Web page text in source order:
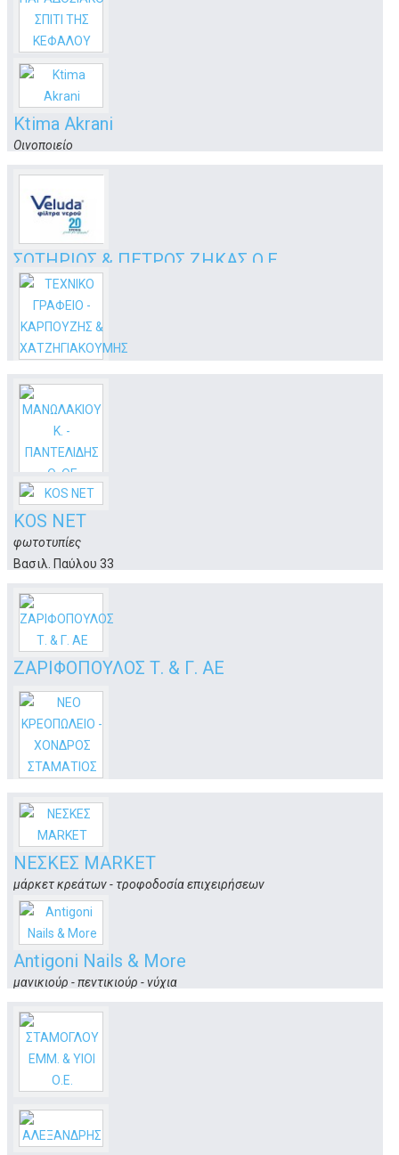
ΤΟ ΠΑΡΑΔΟΣΙΑΚΟ ΣΠΙΤΙ ΤΗΣ ΚΕΦΑΛΟΥ
Κέφαλος
Ktima Akrani
Οινοποιείο
Κως
ΣΩΤΗΡΙΟΣ & ΠΕΤΡΟΣ ΖΗΚΑΣ Ο.Ε.
ΕΜΠΟΡΙΟ -ΕΠΙΣΚΕΥΕΣ & ΕΠΑΓΓΕΛΜΑΤΙΚΩΝ ΣΥΣΚΕΥΩΝ ΦΙΛΤΡΑ
ΝΕΡΟΥ
3ο Χλμ Επαρχ.Οδού - Κω
ΧΑΤΖΗΓΙΑΚΟΥΜΗΣ
τεχνικό γραφείο - μελέτη - επίβλεψη - κατασκευή
Αρίστωνος 7
Κως
ΜΑΝΩΛΑΚΙΟΥ Κ. - ΠΑΝΤΕΛΙΔΗΣ Θ. ΟΕ
ταπητοκαθαριστήριο
Μαρμαρωτό
Κως
KOS NET
φωτοτυπίες
Βασιλ. Παύλου 33
ΖΑΡΙΦΟΠΟΥΛΟΣ Τ. & Γ. ΑΕ
συστήματα ελέγχου
4ο χιλ. Επαρχιακής Οδού
Κως
κρεοπωλείο
Ζηπάρι
Κως
ΝΕΣΚΕΣ MARKET
μάρκετ κρεάτων - τροφοδοσία επιχειρήσεων
2ο χλμ. επαρχιακής οδού
Κως
Antigoni Nails & More
μανικιούρ - πεντικιούρ - νύχια
Κως
ΣΤΑΜΟΓΛΟΥ ΕΜΜ. & ΥΙΟΙ Ο.Ε.
Ποδήλατα - μοτοσυκλέτες - όργανα γυμναστικής - ανταλλακτικά
& αξεσουάρ